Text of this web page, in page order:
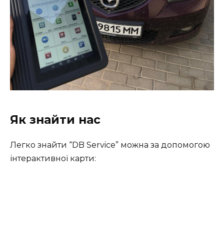
Як знайти нас
Легко знайти “DB Service” можна за допомогою
інтерактивної карти: